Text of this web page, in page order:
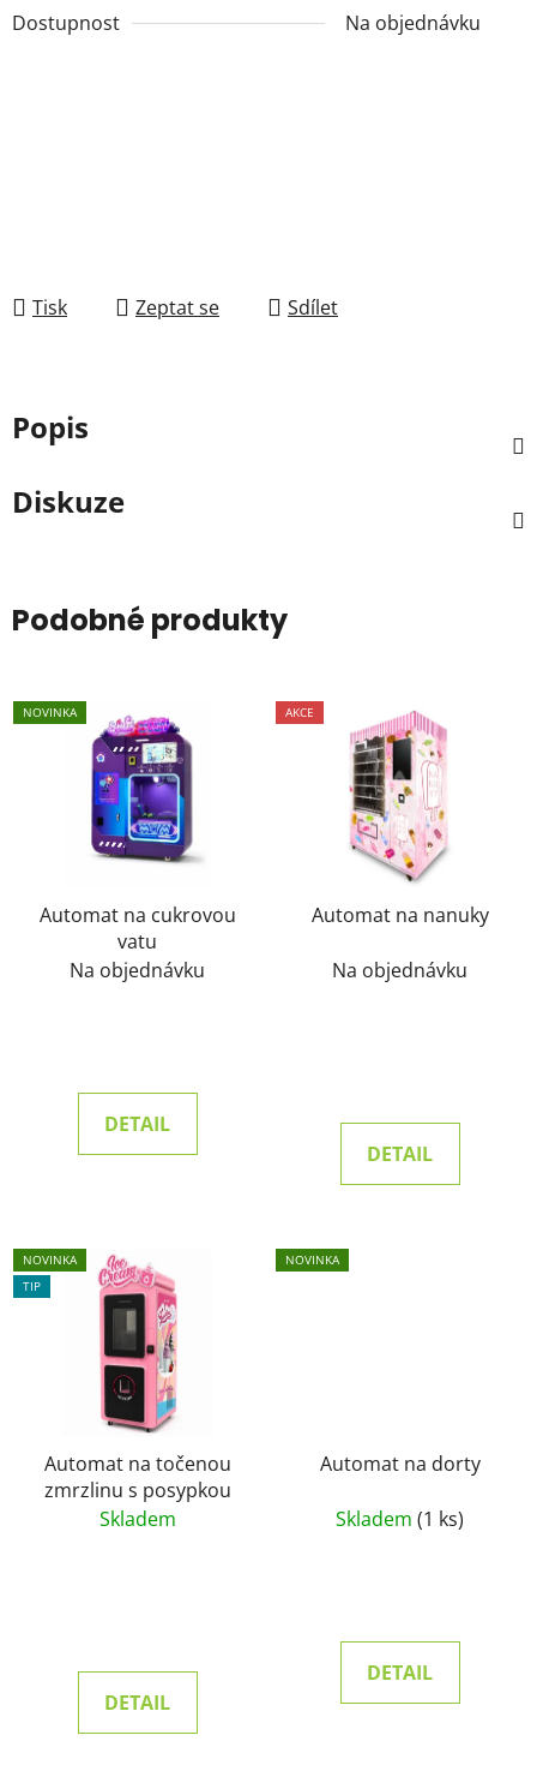
Dostupnost Na objednávku
Tisk Zeptat se Sdílet
Popis
Diskuze
Podobné produkty
NOVINKA
Automat na cukrovou
vatu
Na objednávku
DETAIL
AKCE
Automat na nanuky
Na objednávku
DETAIL
NOVINKA
TIP
Automat na točenou
zmrzlinu s posypkou
Skladem
DETAIL
NOVINKA
Automat na dorty
Skladem (1 ks)
DETAIL